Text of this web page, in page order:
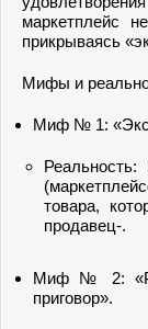
маркетплейс
прикрываясь
Мифы и
Миф № 1:
товара,
продавец-.
Миф № 2:
приговор».